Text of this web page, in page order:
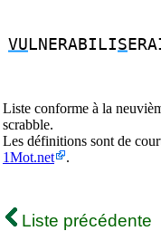
VU LNERABILIS
Liste conforme à la
scrabble.
Les définitions sont de
1Mot.net
.
Liste précédente